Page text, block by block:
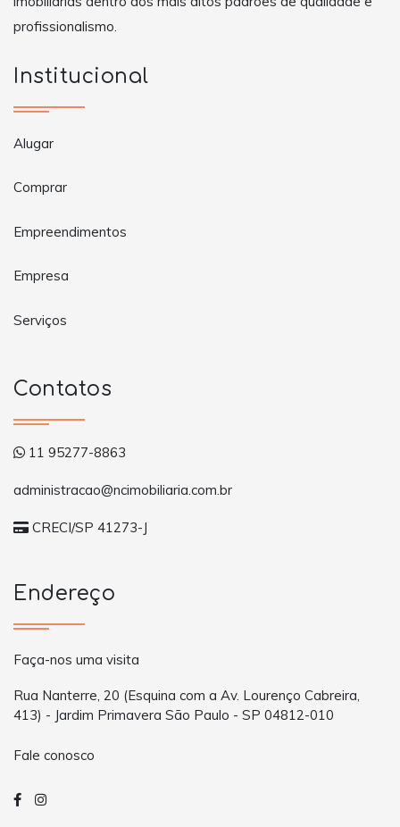
profissionalismo.
Institucional
Alugar
Comprar
Empreendimentos
Empresa
Serviços
Contatos
11 95277-8863
administracao@ncimobiliaria.com.br
CRECI/SP 41273-J
Endereço
Faça-nos uma visita
Rua Nanterre, 20 (Esquina com a Av. Lourenço Cabreira,
413) - Jardim Primavera São Paulo - SP 04812-010
Fale conosco